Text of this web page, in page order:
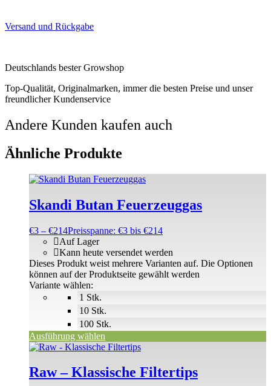
Versand und Rückgabe
Deutschlands bester Growshop
Top-Qualität, Originalmarken, immer die besten Preise und unser
freundlicher Kundenservice
Andere Kunden kaufen auch
Ähnliche Produkte
Skandi Butan Feuerzeuggas
€3 – €214Preisspanne: €3 bis €214
1 Stk.
10 Stk.
100 Stk.
Auf Lager
Kann heute versendet werden
Variante wählen:
Ausführung wählen
Dieses Produkt weist mehrere Varianten auf. Die Optionen
können auf der Produktseite gewählt werden
Raw – Klassische Filtertips